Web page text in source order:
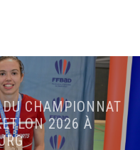
CHAMPIONNAT
2026 À